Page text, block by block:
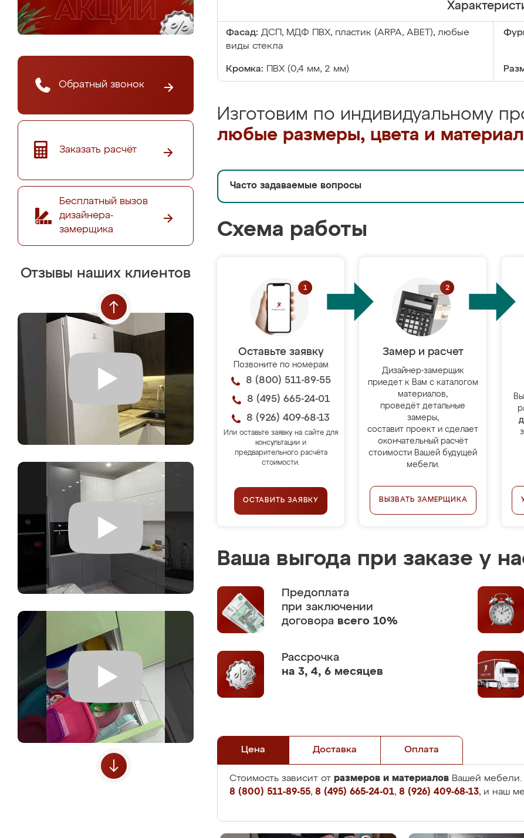
Обратный звонок
Заказать расчёт
Бесплатный вызов
дизайнера-
замерщика
Отзывы наших клиентов
Фасад: ДСП, МДФ ПВХ, пластик (ARPA, ABET), любые
виды стекла
Кромка: ПВХ (0,4 мм, 2 мм)
Изготовим по индивидуальному
любые размеры, цвета и
Часто задаваемые вопросы
Схема работы
Оставьте заявку
Позвоните по номерам
8 (800) 511-89-55
8 (495) 665-24-01
8 (926) 409-68-13
Или оставьте заявку на сайте для
консультации и
предварительного расчёта
стоимости.
ОСТАВИТЬ ЗАЯВКУ
Замер и расчет
Дизайнер-замерщик
приедет к Вам с каталогом
материалов,
проведёт детальные
замеры,
составит проект и сделает
окончательный расчёт
стоимости Вашей будущей
мебели.
ВЫЗВАТЬ ЗАМЕРЩИКА
Ваша выгода при заказе у
Предоплата
при заключении
договора всего 10%
Рассрочка
на 3, 4, 6 месяцев
Цена Доставка Оплата
Стоимость зависит от размеров и материалов Вашей мебели.
8 (800) 511-89-55, 8 (495) 665-24-01, 8 (926) 409-68-13, и наш